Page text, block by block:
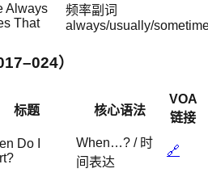
Always
That
频率副词
always/usually/
）
标题 核心语法
VOA
链接
Do I
When…? / 时
间表达
🔗